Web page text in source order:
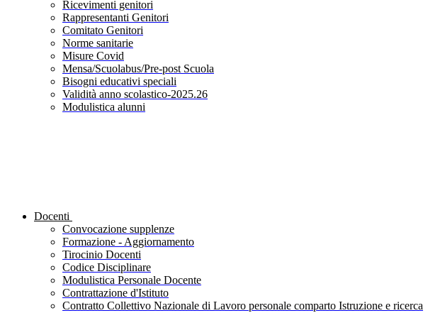
Ricevimenti genitori
Rappresentanti Genitori
Comitato Genitori
Norme sanitarie
Misure Covid
Mensa/Scuolabus/Pre-post Scuola
Bisogni educativi speciali
Validità anno scolastico-2025.26
Modulistica alunni
Docenti
Convocazione supplenze
Formazione - Aggiornamento
Tirocinio Docenti
Codice Disciplinare
Modulistica Personale Docente
Contrattazione d'Istituto
Contratto Collettivo Nazionale di Lavoro personale comparto Istruzione e ricerca